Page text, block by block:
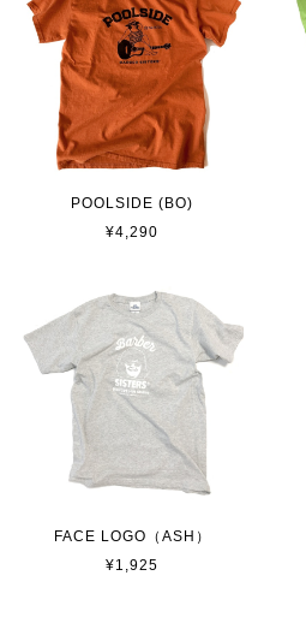
POOLSIDE (BO)
¥4,290
FACE LOGO（ASH）
¥1,925